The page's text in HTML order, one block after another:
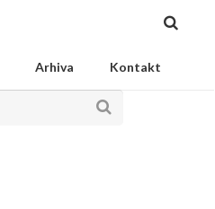
Arhiva Kontakt